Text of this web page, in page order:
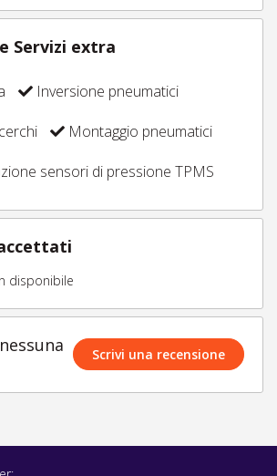
Servizi extra
Inversione pneumatici
Montaggio pneumatici
sensori di pressione TPMS
disponibile
Scrivi una recensione